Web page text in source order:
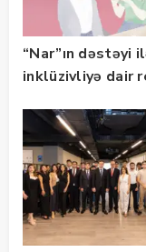
“Nar”ın dəstəyi
inklüzivliyə dair
təqdim edilir